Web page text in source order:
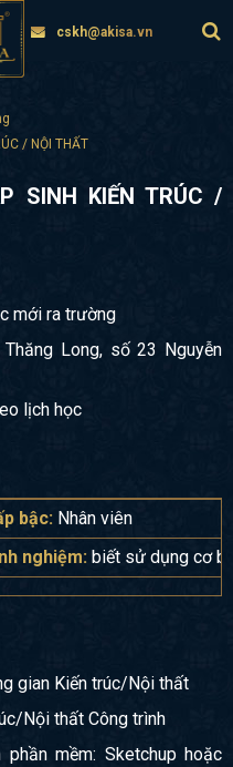
cskh@akisa.vn
/ NỘI THẤT
SINH KIẾN TRÚC /
mới ra trường
Long, số 23 Nguyễn
lịch học
bậc: Nhân viên
nghiệm: biết sử dụng cơ
gian Kiến trúc/Nội thất
Nội thất Công trình
mềm: Sketchup hoặc